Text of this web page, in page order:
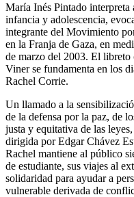
María Inés Pintado interpreta
infancia y adolescencia,
integrante del Movimiento
en la Franja de Gaza, en
de marzo del 2003. El
Viner se fundamenta en los
Rachel Corrie.
Un llamado a la
de la defensa por la paz, de
justa y equitativa de las
dirigida por Edgar Chávez
Rachel mantiene al público
de estudiante, sus viajes al
solidaridad para ayudar a
vulnerable derivada de